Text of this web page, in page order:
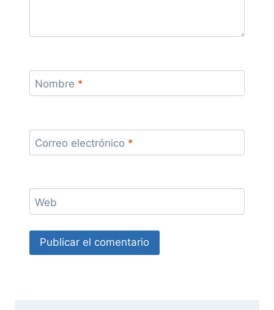
Nombre *
Correo electrónico *
Web